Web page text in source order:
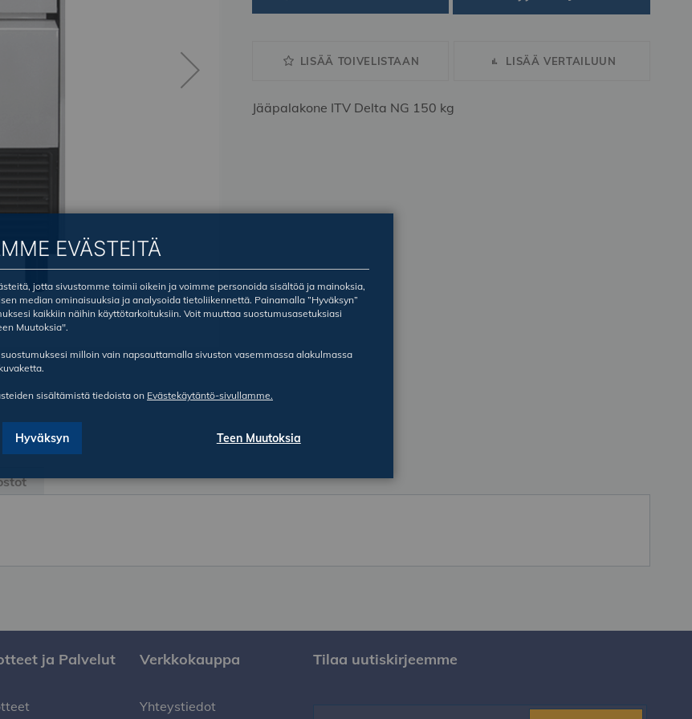
LISÄÄ TOIVELISTAAN LISÄÄ VERTAILUUN
Jääpalakone ITV Delta NG 150 kg
ja Palvelut Verkkokauppa
Yhteystiedot
Tilaa uutiskirjeemme
EVÄSTEITÄ
jotta sivustomme toimii oikein ja voimme personoida sisältöä ja mainoksia,
median ominaisuuksia ja analysoida tietoliikennettä. Painamalla ”Hyväksyn”
kaikkiin näihin käyttötarkoituksiin. Voit muuttaa suostumusasetuksiasi
Muutoksia".
milloin vain napsauttamalla sivuston vasemmassa alakulmassa
sisältämistä tiedoista on Evästekäytäntö-sivullamme.
Hyväksyn Teen Muutoksia